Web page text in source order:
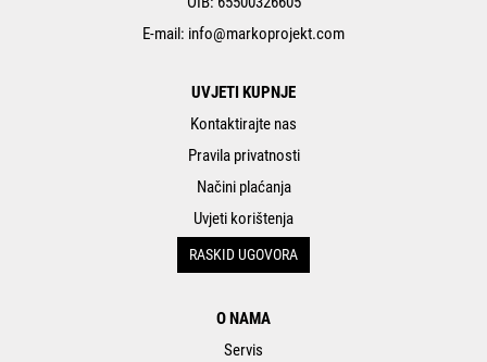
E-mail: info@markoprojekt.com
UVJETI KUPNJE
Kontaktirajte nas
Pravila privatnosti
Načini plaćanja
Uvjeti korištenja
RASKID UGOVORA
O NAMA
Servis